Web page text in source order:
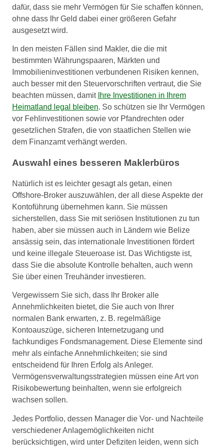
dafür, dass sie mehr Vermögen für Sie schaffen können,
ohne dass Ihr Geld dabei einer größeren Gefahr
ausgesetzt wird.
In den meisten Fällen sind Makler, die die mit
bestimmten Währungspaaren, Märkten und
Immobilieninvestitionen verbundenen Risiken kennen,
auch besser mit den Steuervorschriften vertraut, die Sie
beachten müssen, damit Ihre Investitionen in Ihrem
Heimatland legal bleiben. So schützen sie Ihr Vermögen
vor Fehlinvestitionen sowie vor Pfandrechten oder
gesetzlichen Strafen, die von staatlichen Stellen wie
dem Finanzamt verhängt werden.
Auswahl eines besseren Maklerbüros
Natürlich ist es leichter gesagt als getan, einen
Offshore-Broker auszuwählen, der all diese Aspekte der
Kontoführung übernehmen kann. Sie müssen
sicherstellen, dass Sie mit seriösen Institutionen zu tun
haben, aber sie müssen auch in Ländern wie Belize
ansässig sein, das internationale Investitionen fördert
und keine illegale Steueroase ist. Das Wichtigste ist,
dass Sie die absolute Kontrolle behalten, auch wenn
Sie über einen Treuhänder investieren.
Vergewissern Sie sich, dass Ihr Broker alle
Annehmlichkeiten bietet, die Sie auch von Ihrer
normalen Bank erwarten, z. B. regelmäßige
Kontoauszüge, sicheren Internetzugang und
fachkundiges Fondsmanagement. Diese Elemente sind
mehr als einfache Annehmlichkeiten; sie sind
entscheidend für Ihren Erfolg als Anleger.
Vermögensverwaltungsstrategien müssen eine Art von
Risikobewertung beinhalten, wenn sie erfolgreich
wachsen sollen.
Jedes Portfolio, dessen Manager die Vor- und Nachteile
verschiedener Anlagemöglichkeiten nicht
berücksichtigen, wird unter Defiziten leiden, wenn sich